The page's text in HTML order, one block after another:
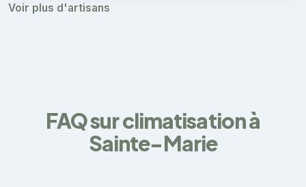
Voir plus d'artisans
FAQ sur climatisation à
Sainte-Marie